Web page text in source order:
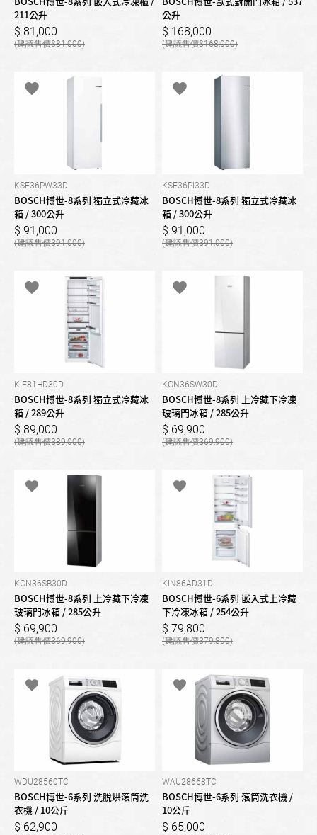
211公升
81,000
81,000
公升
168,000
168,000
KSF36PW33D
BOSCH博世-8系列 獨立式冷藏冰
箱 / 300公升
91,000
91,000
KSF36PI33D
BOSCH博世-8系列 獨立式冷藏冰
箱 / 300公升
91,000
91,000
KIF81HD30D
BOSCH博世-8系列 獨立式冷藏冰
箱 / 289公升
89,000
89,000
KGN36SW30D
BOSCH博世-8系列 上冷藏下冷凍
玻璃門冰箱 / 285公升
69,900
69,900
KGN36SB30D
BOSCH博世-8系列 上冷藏下冷凍
玻璃門冰箱 / 285公升
69,900
69,900
KIN86AD31D
BOSCH博世-6系列 嵌入式上冷藏
下冷凍冰箱 / 254公升
79,800
79,800
WDU28560TC
BOSCH博世-6系列 洗脫烘滾筒洗
衣機 / 10公斤
62,900
WAU28668TC
BOSCH博世-6系列 滾筒洗衣機 /
10公斤
65,000